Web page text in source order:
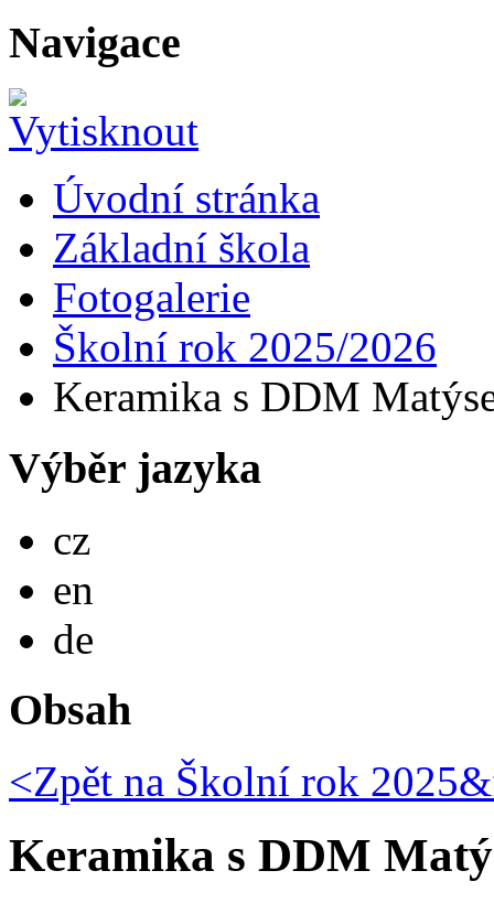
Navigace
Úvodní stránka
Základní škola
Fotogalerie
Školní rok 2025/2026
Keramika s DDM
Výběr jazyka
cz
en
de
Obsah
<Zpět na Školní rok
Keramika s DDM